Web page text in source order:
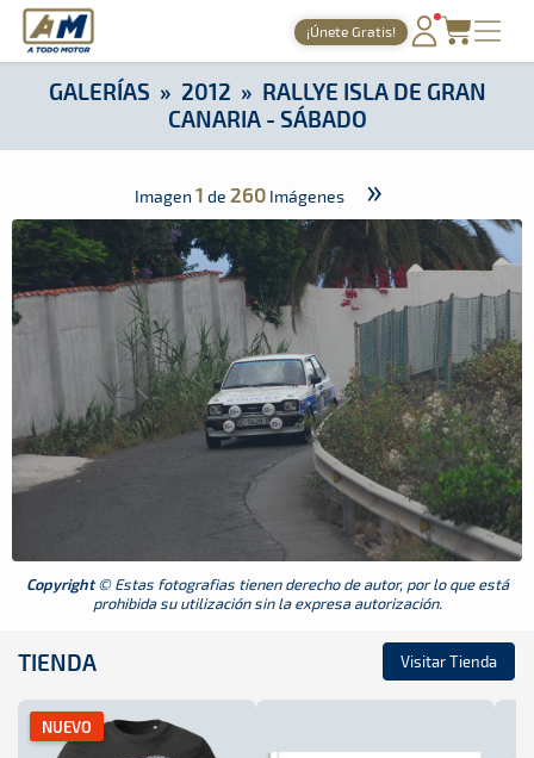
A Todo Motor · Revista del motor desde 1999
¡Únete Gratis!
PORTADA
TIEMPOS ONLINE
AGENDA
GALERÍAS
TIENDA
ARCHIVO
»
GALERÍAS » 2012 » RALLYE ISLA DE GRAN
CANARIA - SÁBADO
Imagen 1 de 260Imágenes »
Copyright© Estas fotografias tienen derecho de autor, por lo que está
prohibida su utilización sin la expresa autorización.
TIENDA Visitar Tienda
NUEVO